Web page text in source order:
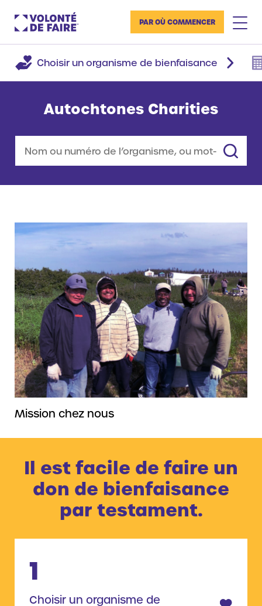
PAR OÙ COMMENCER
Choisir un organisme de bienfaisance
Autochtones Charities
Mission chez nous
Il est facile de faire un
don de bienfaisance
par testament.
1
Choisir un organisme de